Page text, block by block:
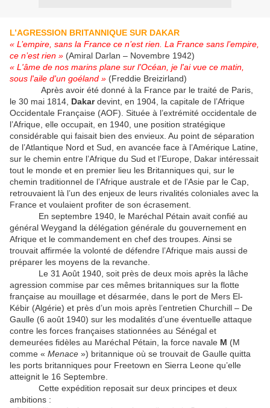
L’AGRESSION BRITANNIQUE SUR DAKAR
« L’empire, sans la France ce n’est rien. La France sans l’empire,
ce n’est rien » (Amiral Darlan – Novembre 1942)
« L'âme de nos marins plane sur l'Océan, je l'ai vue ce matin,
sous l'aile d'un goéland » (Freddie Breizirland)
Après avoir été donné à la France par le traité de Paris,
le 30 mai 1814, Dakardevint, en 1904, la capitale de l’Afrique
Occidentale Française (AOF). Située à l’extrémité occidentale de
l’Afrique, elle occupait, en 1940, une position stratégique
considérable qui faisait bien des envieux. Au point de séparation
de l’Atlantique Nord et Sud, en avancée face à l’Amérique Latine,
sur le chemin entre l’Afrique du Sud et l’Europe, Dakar intéressait
tout le monde et en premier lieu les Britanniques qui, sur le
chemin traditionnel de l’Afrique australe et de l’Asie par le Cap,
retrouvaient là l’un des enjeux de leurs rivalités coloniales avec la
France et voulaient profiter de son écrasement.
En septembre 1940, le Maréchal Pétain avait confié au
général Weygand la délégation générale du gouvernement en
Afrique et le commandement en chef des troupes. Ainsi se
trouvait affirmée la volonté de défendre l’Afrique mais aussi de
préparer les moyens de la revanche.
Le 31 Août 1940, soit près de deux mois après la lâche
agression commise par ces mêmes britanniques sur la flotte
française au mouillage et désarmée, dans le port de Mers El-
Kébir (Algérie) et près d’un mois après l’entretien Churchill – De
Gaulle (6 août 1940) sur les modalités d’une éventuelle attaque
contre les forces françaises stationnées au Sénégal et
demeurées fidèles au Maréchal Pétain, la force navale M (M
comme « Menace ») britannique où se trouvait de Gaulle quitta
les ports britanniques pour Freetown en Sierra Leone qu’elle
atteignit le 16 Septembre.
Cette expédition reposait sur deux principes et deux
ambitions :